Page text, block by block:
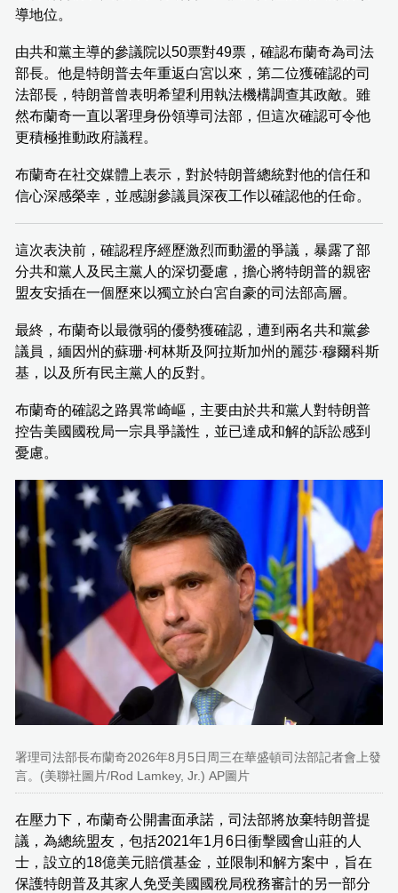
導地位。
由共和黨主導的參議院以50票對49票，確認布蘭奇為司法
部長。他是特朗普去年重返白宮以來，第二位獲確認的司
法部長，特朗普曾表明希望利用執法機構調查其政敵。雖
然布蘭奇一直以署理身份領導司法部，但這次確認可令他
更積極推動政府議程。
布蘭奇在社交媒體上表示，對於特朗普總統對他的信任和
信心深感榮幸，並感謝參議員深夜工作以確認他的任命。
這次表決前，確認程序經歷激烈而動盪的爭議，暴露了部
分共和黨人及民主黨人的深切憂慮，擔心將特朗普的親密
盟友安插在一個歷來以獨立於白宮自豪的司法部高層。
最終，布蘭奇以最微弱的優勢獲確認，遭到兩名共和黨參
議員，緬因州的蘇珊·柯林斯及阿拉斯加州的麗莎·穆爾科斯
基，以及所有民主黨人的反對。
布蘭奇的確認之路異常崎嶇，主要由於共和黨人對特朗普
控告美國國稅局一宗具爭議性，並已達成和解的訴訟感到
憂慮。
署理司法部長布蘭奇2026年8月5日周三在華盛頓司法部記者會上發
言。(美聯社圖片/Rod Lamkey, Jr.) AP圖片
在壓力下，布蘭奇公開書面承諾，司法部將放棄特朗普提
議，為總統盟友，包括2021年1月6日衝擊國會山莊的人
士，設立的18億美元賠償基金，並限制和解方案中，旨在
保護特朗普及其家人免受美國國稅局稅務審計的另一部分